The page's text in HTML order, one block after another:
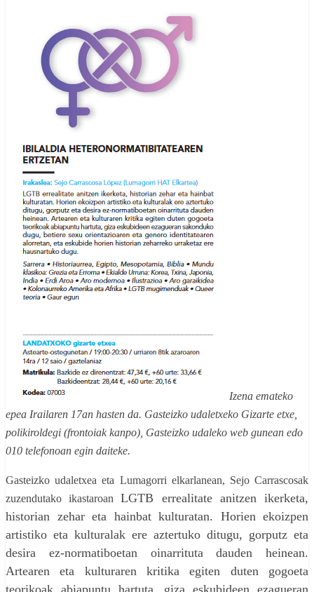
Izena emateko
epea Irailaren 17an hasten da. Gasteizko udaletxeko Gizarte etxe,
polikiroldegi (frontoiak kanpo), Gasteizko udaleko web gunean edo
010 telefonoan egin daiteke.
Gasteizko udaletxea eta Lumagorri elkarlanean, Sejo Carrascosak
zuzendutako ikastaroanLGTB errealitate anitzen ikerketa,
historian zehar eta hainbat kulturatan. Horien ekoizpen
artistiko eta kulturalak ere aztertuko ditugu, gorputz eta
desira ez-normatiboetan oinarrituta dauden heinean.
Artearen eta kulturaren kritika egiten duten gogoeta